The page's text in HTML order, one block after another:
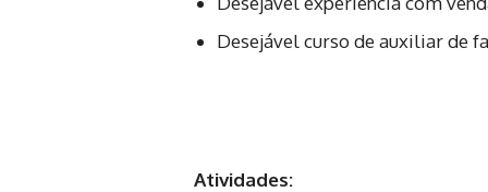
Desejável curso de auxiliar de
Atividades: